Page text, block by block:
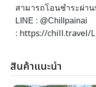
สามารถโอนชำระผ่า
LINE : @Chillpainai
: https://chill.travel/
สินค้าแนะนำ